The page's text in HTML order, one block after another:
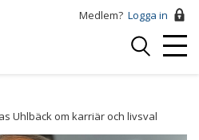
Medlem? Logga in
Logga
Uhlbäck om karriär och livsval